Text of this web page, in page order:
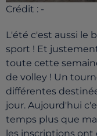
Crédit : -
L'été c'est aussi le
sport ! Et
toute cette
de volley ! Un
différentes
jour. Aujourd'hui
temps plus que
les inscriptions ont